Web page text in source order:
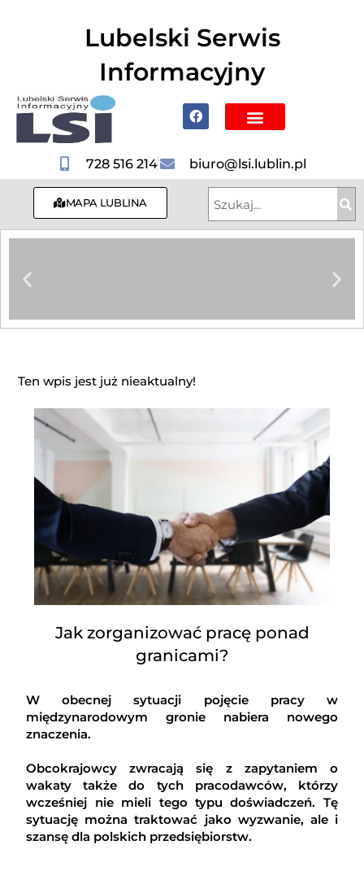
Lubelski Serwis
Informacyjny
728 516 214 biuro@lsi.lublin.pl
MAPA LUBLINA
Ten wpis jest już nieaktualny!
Jak zorganizować pracę ponad
granicami?
W obecnej sytuacji pojęcie pracy w
międzynarodowym gronie nabiera nowego
znaczenia.
Obcokrajowcy zwracają się z zapytaniem o
wakaty także do tych pracodawców, którzy
wcześniej nie mieli tego typu doświadczeń. Tę
sytuację można traktować jako wyzwanie, ale i
szansę dla polskich przedsiębiorstw.